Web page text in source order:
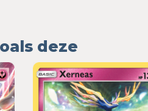
deze